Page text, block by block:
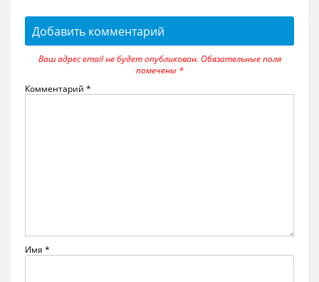
Добавить комментарий
Ваш адрес email не будет опубликован. Обязательные поля
помечены *
Комментарий *
Имя *